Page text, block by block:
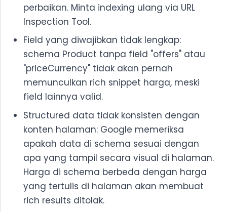
perbaikan. Minta indexing ulang via URL
Inspection Tool.
Field yang diwajibkan tidak lengkap:
schema Product tanpa field "offers" atau
"priceCurrency" tidak akan pernah
memunculkan rich snippet harga, meski
field lainnya valid.
Structured data tidak konsisten dengan
konten halaman: Google memeriksa
apakah data di schema sesuai dengan
apa yang tampil secara visual di halaman.
Harga di schema berbeda dengan harga
yang tertulis di halaman akan membuat
rich results ditolak.